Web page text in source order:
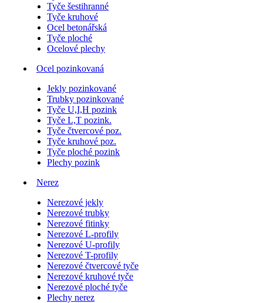
Tyče šestihranné
Tyče kruhové
Ocel betonářská
Tyče ploché
Ocelové plechy
Ocel pozinkovaná
Jekly pozinkované
Trubky pozinkované
Tyče U,I,H pozink
Tyče L,T pozink.
Tyče čtvercové poz.
Tyče kruhové poz.
Tyče ploché pozink
Plechy pozink
Nerez
Nerezové jekly
Nerezové trubky
Nerezové fitinky
Nerezové L-profily
Nerezové U-profily
Nerezové T-profily
Nerezové čtvercové tyče
Nerezové kruhové tyče
Nerezové ploché tyče
Plechy nerez